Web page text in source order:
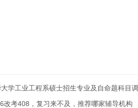
学工业工程系硕士招生专业及自命题科目调
改考408，复习来不及，推荐哪家辅导机构